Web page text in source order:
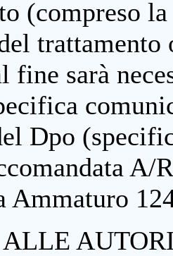
(compreso
trattamento
fine sarà
Dpo
Ammaturo